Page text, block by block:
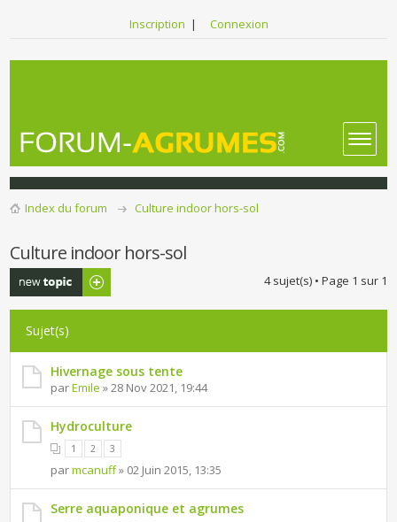
Inscription | Connexion
Index du forum Culture indoor hors-sol
Culture indoor hors-sol
Publier un
nouveau sujet
4 sujet(s) • Page 1 sur 1
Sujet(s)
Hivernage sous tente
parEmile » 28 Nov 2021, 19:44
Hydroculture
1 2 3
parmcanuff» 02 Juin 2015, 13:35
Serre aquaponique et agrumes